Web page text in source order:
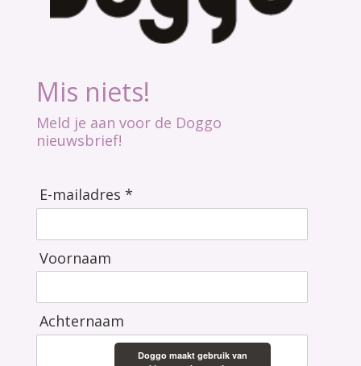
Mis niets!
Meld je aan voor de Doggo
nieuwsbrief!
E-mailadres *
Voornaam
Achternaam
Doggo maakt gebruik van